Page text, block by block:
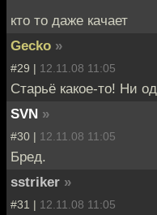
кто то даже качает
Gecko »
#29 | 12.11.08 11:05
Старьё какое-то! Ни
SVN »
#30 | 12.11.08 11:05
Бред.
sstriker »
#31 | 12.11.08 11:05